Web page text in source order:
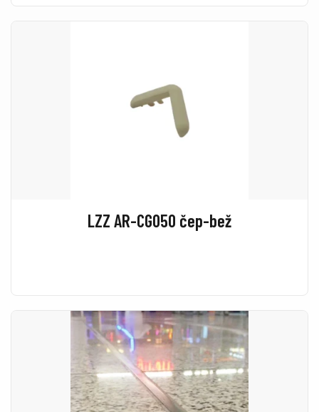
LZZ AR-CG050 čep-bež